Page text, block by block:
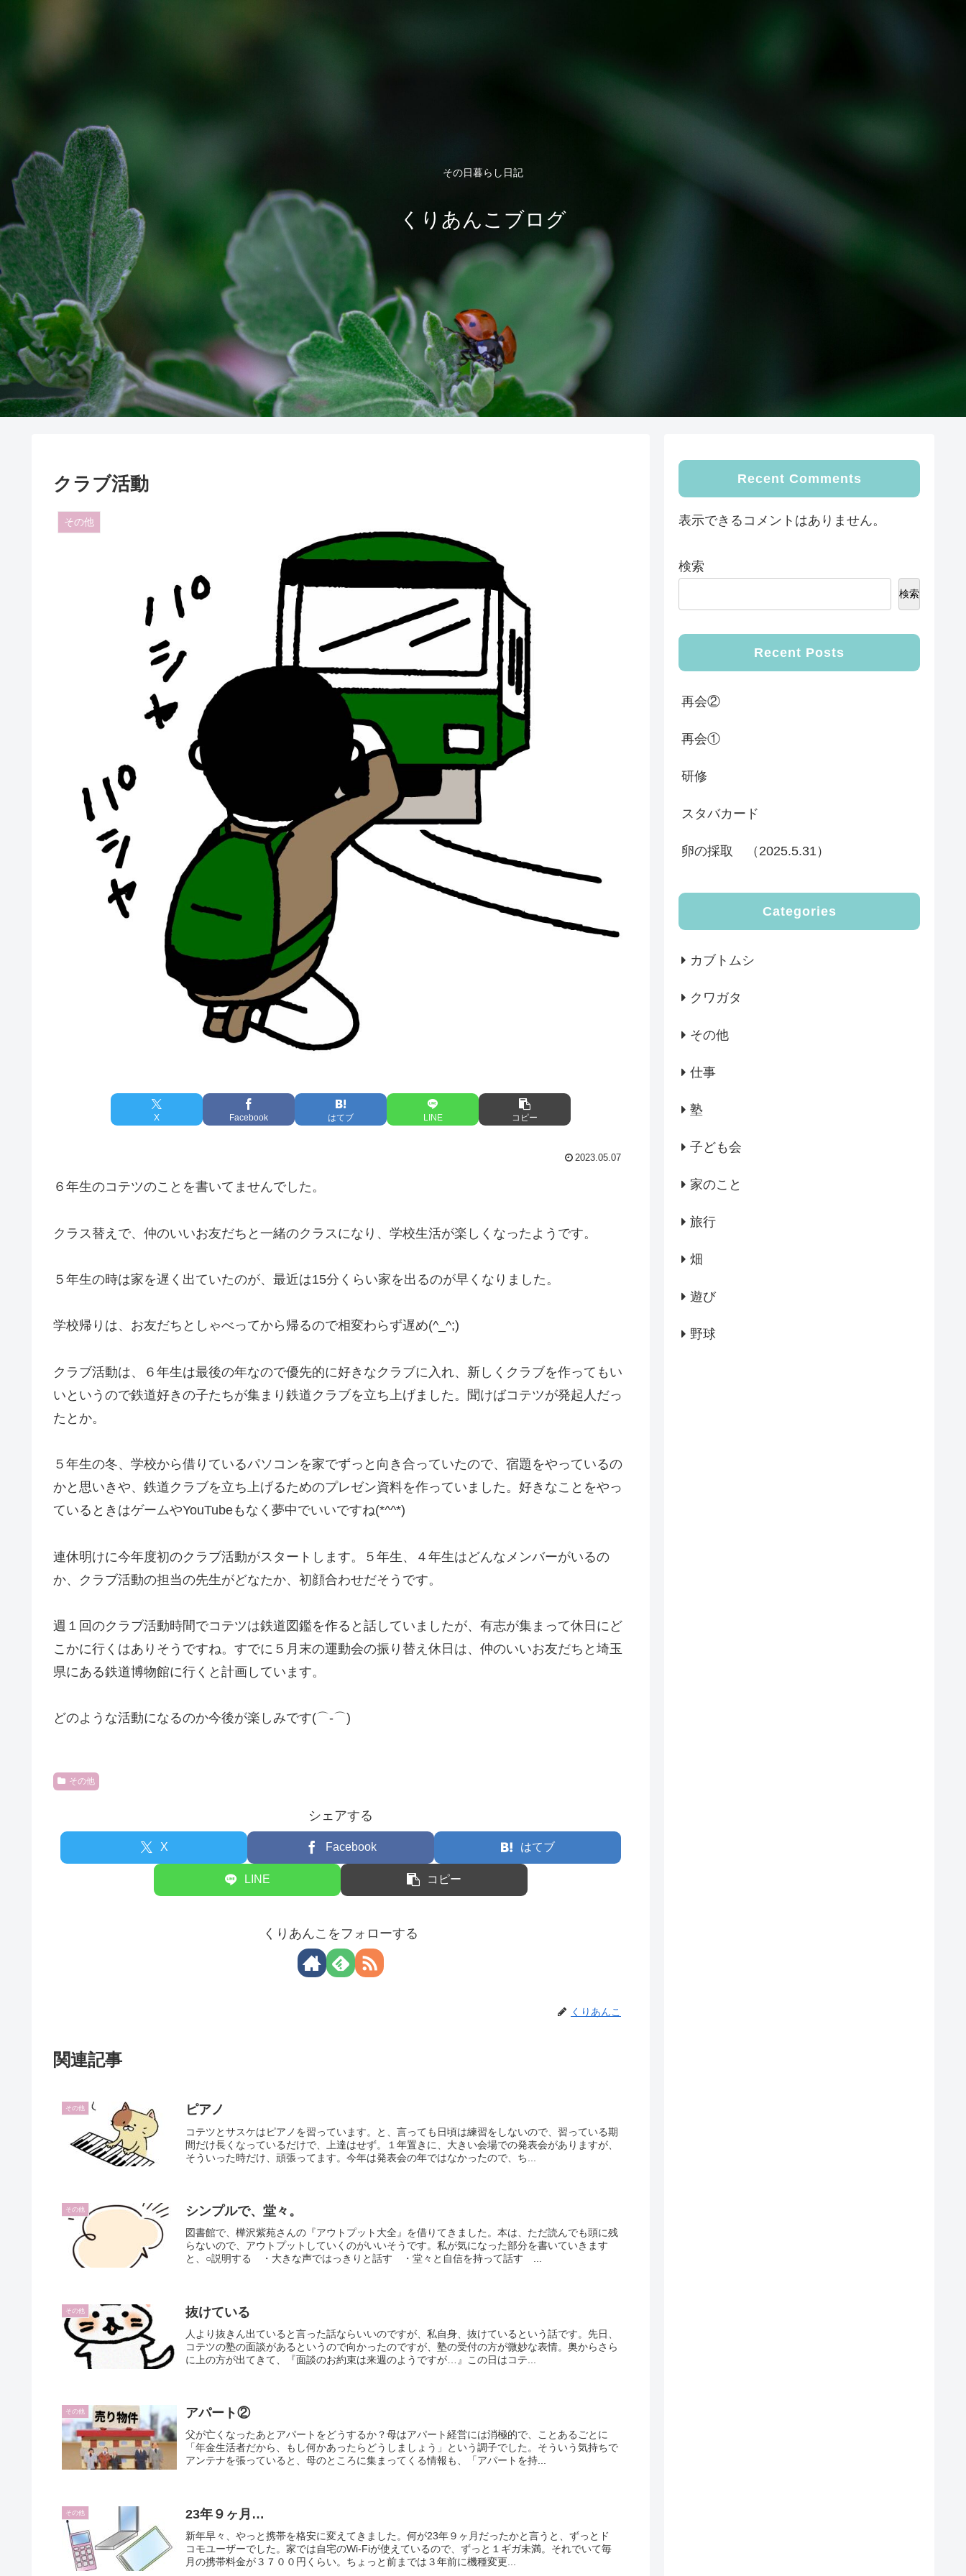
その日暮らし日記
くりあんこブログ
クラブ活動
その他
X Facebook はてブ LINE コピー
2023.05.07
６年生のコテツのことを書いてませんでした。
クラス替えで、仲のいいお友だちと一緒のクラスになり、学校生活が楽しくなったようです。
５年生の時は家を遅く出ていたのが、最近は15分くらい家を出るのが早くなりました。
学校帰りは、お友だちとしゃべってから帰るので相変わらず遅め(^_^;)
クラブ活動は、６年生は最後の年なので優先的に好きなクラブに入れ、新しくクラブを作ってもい
いというので鉄道好きの子たちが集まり鉄道クラブを立ち上げました。聞けばコテツが発起人だっ
たとか。
５年生の冬、学校から借りているパソコンを家でずっと向き合っていたので、宿題をやっているの
かと思いきや、鉄道クラブを立ち上げるためのプレゼン資料を作っていました。好きなことをやっ
ているときはゲームやYouTubeもなく夢中でいいですね(*^^*)
連休明けに今年度初のクラブ活動がスタートします。５年生、４年生はどんなメンバーがいるの
か、クラブ活動の担当の先生がどなたか、初顔合わせだそうです。
週１回のクラブ活動時間でコテツは鉄道図鑑を作ると話していましたが、有志が集まって休日にど
こかに行くはありそうですね。すでに５月末の運動会の振り替え休日は、仲のいいお友だちと埼玉
県にある鉄道博物館に行くと計画しています。
どのような活動になるのか今後が楽しみです(⌒‐⌒)
その他
シェアする
X Facebook はてブ
LINE コピー
くりあんこをフォローする
くりあんこ
関連記事
その他 ピアノ
コテツとサスケはピアノを習っています。と、言っても日頃は練習をしないので、習っている期
間だけ長くなっているだけで、上達はせず。１年置きに、大きい会場での発表会がありますが、
そういった時だけ、頑張ってます。今年は発表会の年ではなかったので、ち...
その他 シンプルで、堂々。
図書館で、樺沢紫苑さんの『アウトプット大全』を借りてきました。本は、ただ読んでも頭に残
らないので、アウトプットしていくのがいいそうです。私が気になった部分を書いていきます
と、○説明する ・大きな声ではっきりと話す ・堂々と自信を持って話す ...
その他 抜けている
人より抜きん出ていると言った話ならいいのですが、私自身、抜けているという話です。先日、
コテツの塾の面談があるというので向かったのですが、塾の受付の方が微妙な表情。奥からさら
に上の方が出てきて、『面談のお約束は来週のようですが…』この日はコテ...
その他 アパート②
父が亡くなったあとアパートをどうするか？母はアパート経営には消極的で、ことあるごとに
「年金生活者だから、もし何かあったらどうしましょう」という調子でした。そういう気持ちで
アンテナを張っていると、母のところに集まってくる情報も、「アパートを持...
その他 23年９ヶ月…
新年早々、やっと携帯を格安に変えてきました。何が23年９ヶ月だったかと言うと、ずっとド
コモユーザーでした。家では自宅のWi-Fiが使えているので、ずっと１ギガ未満。それでいて毎
月の携帯料金が３７００円くらい。ちょっと前までは３年前に機種変更...
Recent Comments
表示できるコメントはありません。
検索
検索
Recent Posts
再会②
再会①
研修
スタバカード
卵の採取 （2025.5.31）
Categories
カブトムシ
クワガタ
その他
仕事
塾
子ども会
家のこと
旅行
畑
遊び
野球